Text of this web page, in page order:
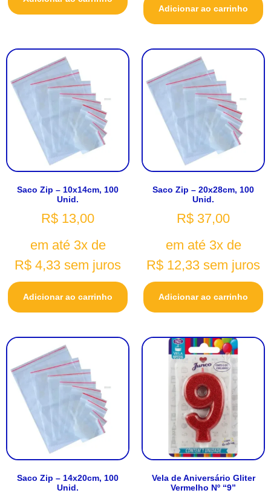
Adicionar ao carrinho
Saco Zip – 10x14cm, 100
Unid.
R$ 13,00
em até 3x de
R$ 4,33 sem juros
Adicionar ao carrinho
Saco Zip – 20x28cm, 100
Unid.
R$ 37,00
em até 3x de
R$ 12,33 sem juros
Adicionar ao carrinho
Saco Zip – 14x20cm, 100
Unid.
Vela de Aniversário Gliter
Vermelho Nº “9”